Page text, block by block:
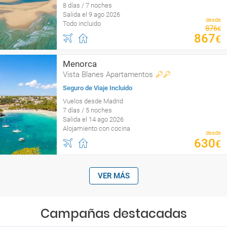
8 días / 7 noches
Salida el 9 ago 2026
Todo incluido
desde
876€
867€
Menorca
Vista Blanes Apartamentos
Seguro de Viaje Incluido
Vuelos desde Madrid
7 días / 5 noches
Salida el 14 ago 2026
Alojamiento con cocina
desde
630€
VER MÁS
Campañas destacadas